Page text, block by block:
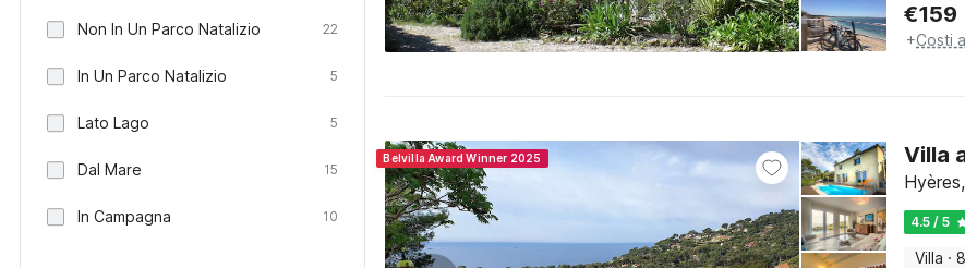
Non In Un Parco Natalizio 22
In Un Parco Natalizio 5
Lato Lago 5
Dal Mare 15
In Campagna 10
€159
+Costi
Belvilla Award Winner 2025 Villa
4.5 / 5
Villa ·